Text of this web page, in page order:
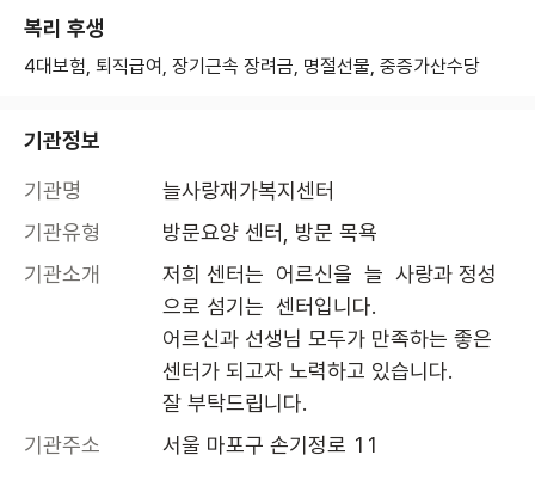
복리 후생
4대보험, 퇴직급여, 장기근속 장려금, 명절선물, 중증가산수당
기관정보
기관명
늘사랑재가복지센터
기관유형
방문요양 센터, 방문 목욕
기관소개
저희 센터는  어르신을  늘  사랑과 정성
으로 섬기는  센터입니다.
어르신과 선생님 모두가 만족하는 좋은
센터가 되고자 노력하고 있습니다.
잘 부탁드립니다.
기관주소
서울 마포구 손기정로 11